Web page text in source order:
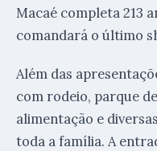
Macaé completa 213
comandará o último
Além das
com rodeio, parque
alimentação e
toda a família. A